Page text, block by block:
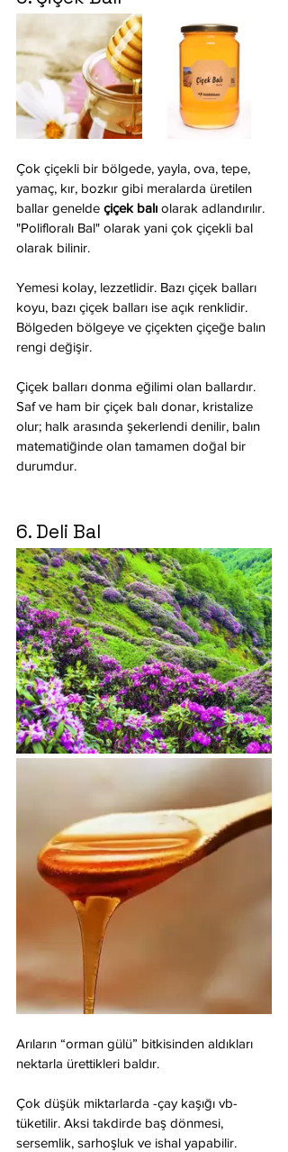
Çok çiçekli bir bölgede, yayla, ova, tepe,
yamaç, kır, bozkır gibi meralarda üretilen
ballar genelde çiçek balı olarak adlandırılır.
"Polifloralı Bal" olarak yani çok çiçekli bal
olarak bilinir.
Yemesi kolay, lezzetlidir. Bazı çiçek balları
koyu, bazı çiçek balları ise açık renklidir.
Bölgeden bölgeye ve çiçekten çiçeğe balın
rengi değişir.
Çiçek balları donma eğilimi olan ballardır.
Saf ve ham bir çiçek balı donar, kristalize
olur; halk arasında şekerlendi denilir, balın
matematiğinde olan tamamen doğal bir
durumdur.
6. Deli Bal
Arıların “orman gülü” bitkisinden aldıkları
nektarla ürettikleri baldır.
Çok düşük miktarlarda -çay kaşığı vb-
tüketilir. Aksi takdirde baş dönmesi,
sersemlik, sarhoşluk ve ishal yapabilir.